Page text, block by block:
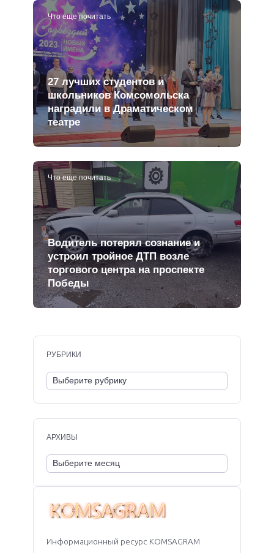
Что еще почитать
27 лучших студентов и
школьников Комсомольска
наградили в Драматическом
театре
Что еще почитать
Водитель потерял сознание и
устроил тройное ДТП возле
торгового центра на проспекте
Победы
Информационный ресурс KOMSAGRAM
РУБРИКИ
АРХИВЫ